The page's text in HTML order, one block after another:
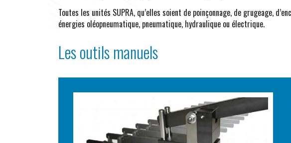
Toutes les unités SUPRA, qu’elles soient de poinçonnage, de grugeage,
énergies oléopneumatique, pneumatique, hydraulique ou électrique.
Les outils manuels